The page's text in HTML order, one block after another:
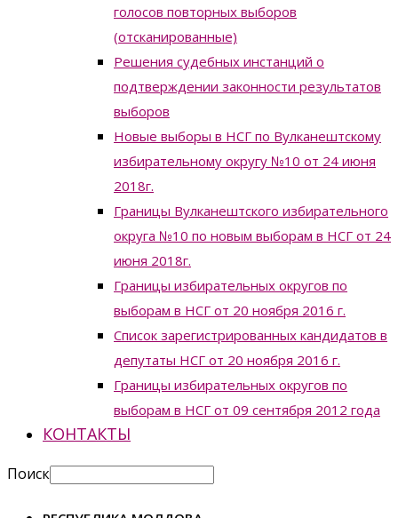
голосов повторных выборов
(отсканированные)
Решения судебных инстанций о
подтверждении законности результатов
выборов
Новые выборы в НСГ по Вулканештскому
избирательному округу №10 от 24 июня
2018г.
Границы Вулканештского избирательного
округа №10 по новым выборам в НСГ от 24
июня 2018г.
Границы избирательных округов по
выборам в НСГ от 20 ноября 2016 г.
Список зарегистрированных кандидатов в
депутаты НСГ от 20 ноября 2016 г.
Границы избирательных округов по
выборам в НСГ от 09 сентября 2012 года
КОНТАКТЫ
Поиск